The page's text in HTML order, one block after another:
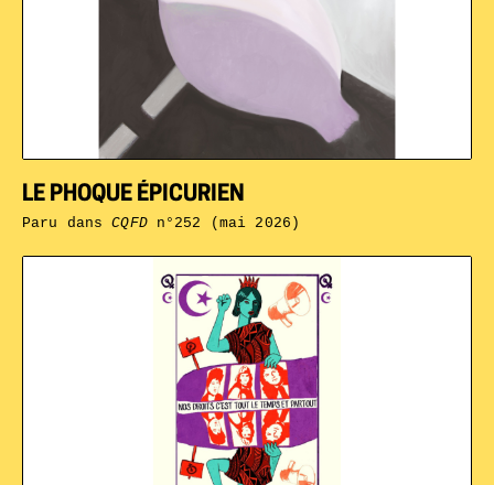
LE PHOQUE ÉPICURIEN
Paru dansCQFDn°252 (mai 2026)